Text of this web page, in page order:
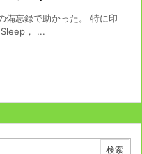
備忘録で助かった。 特に印
， ...